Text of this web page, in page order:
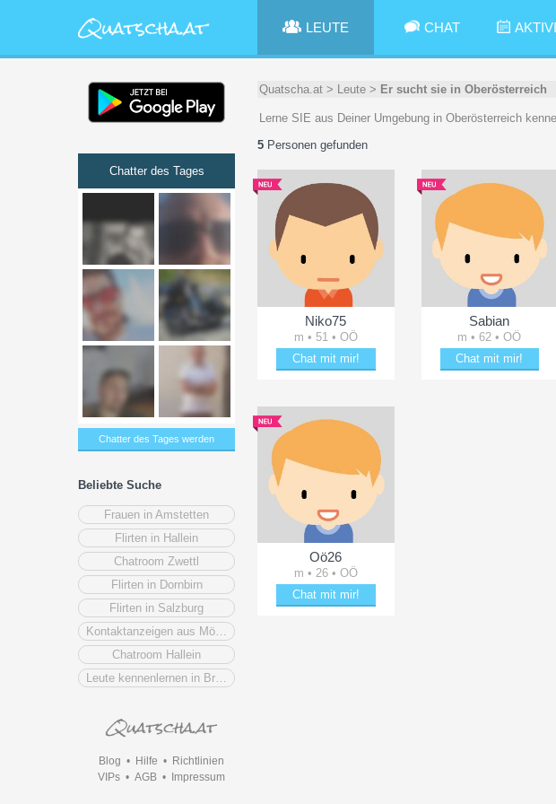
LEUTE CHAT
Chatter des Tages
Chatter des Tages werden
Beliebte Suche
Frauen in Amstetten
Flirten in Hallein
Chatroom Zwettl
Flirten in Dornbirn
Flirten in Salzburg
Chatroom Hallein
Blog • Hilfe • Richtlinien
VIPs• AGB• Impressum
Quatscha.at > Leute > Er sucht sie in Oberösterreich
Lerne SIE aus Deiner Umgebung in Oberösterreich
5 Personen gefunden
Niko75
m • 51 • OÖ
Chat mit mir!
Sabian
m • 62 • OÖ
Chat mit mir!
Oö26
m • 26 • OÖ
Chat mit mir!